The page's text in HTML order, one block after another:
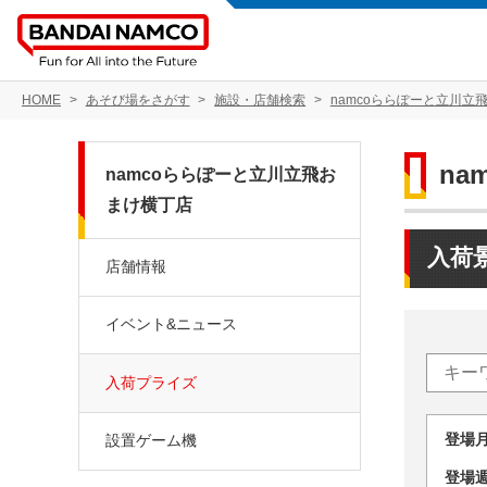
HOME あそび場をさがす 施設・店舗検索 namcoららぽーと立川立
入荷
登
登
namcoららぽーと立川立飛お
まけ横丁店
店舗情報
イベント&ニュース
入荷プライズ
設置ゲーム機